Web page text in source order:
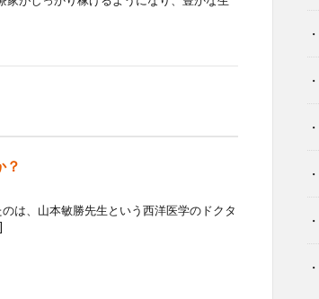
？
は、山本敏勝先生という西洋医学のドクタ